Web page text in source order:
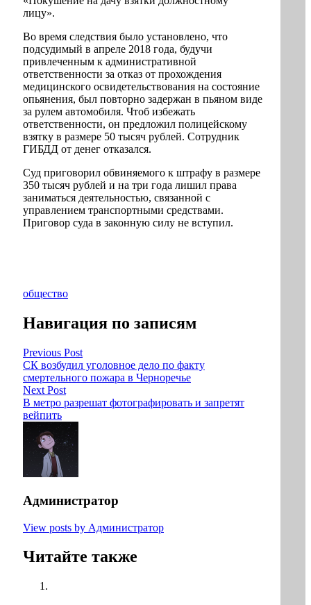
лицу».
Во время следствия было установлено, что
подсудимый в апреле 2018 года, будучи
привлеченным к административной
ответственности за отказ от прохождения
медицинского освидетельствования на состояние
опьянения, был повторно задержан в пьяном виде
за рулем автомобиля. Чтоб избежать
ответственности, он предложил полицейскому
взятку в размере 50 тысяч рублей. Сотрудник
ГИБДД от денег отказался.
Суд приговорил обвиняемого к штрафу в размере
350 тысяч рублей и на три года лишил права
заниматься деятельностью, связанной с
управлением транспортными средствами.
Приговор суда в законную силу не вступил.
общество
Навигация по записям
Previous Post
СК возбудил уголовное дело по факту
смертельного пожара в Черноречье
Next Post
В метро разрешат фотографировать и запретят
вейпить
Администратор
View posts by Администратор
Читайте также